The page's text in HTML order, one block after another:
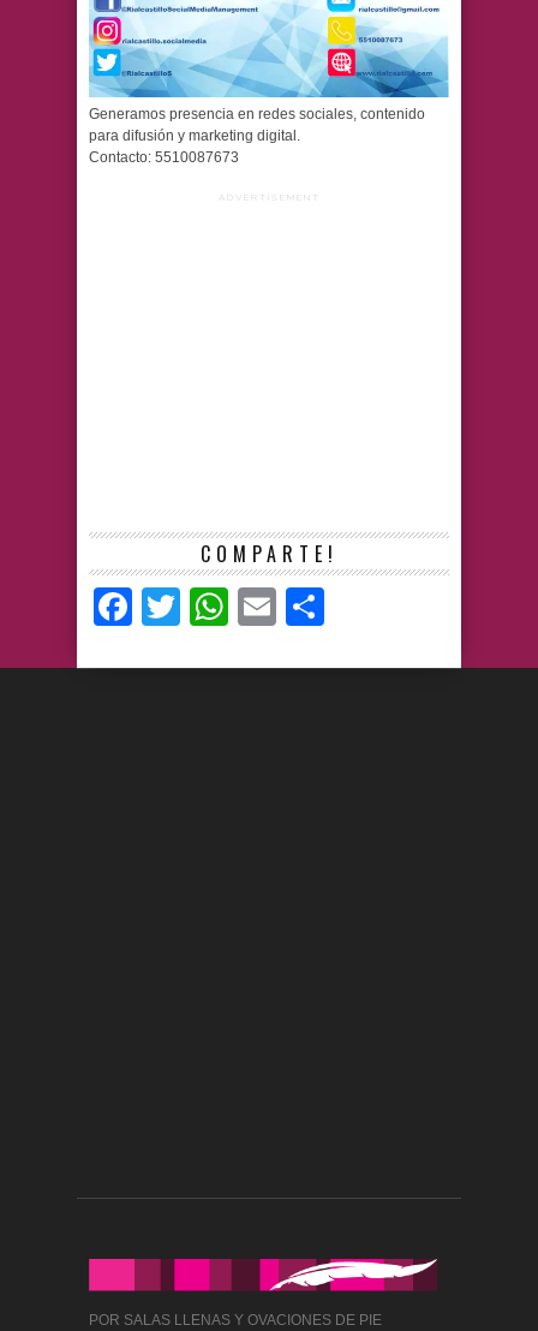
Generamos presencia en redes sociales, contenido
para difusión y marketing digital.
Contacto: 5510087673
ADVERTISEMENT
COMPARTE!
Facebook
TwitterWhatsApp
Email
POR SALAS LLENAS Y OVACIONES DE PIE